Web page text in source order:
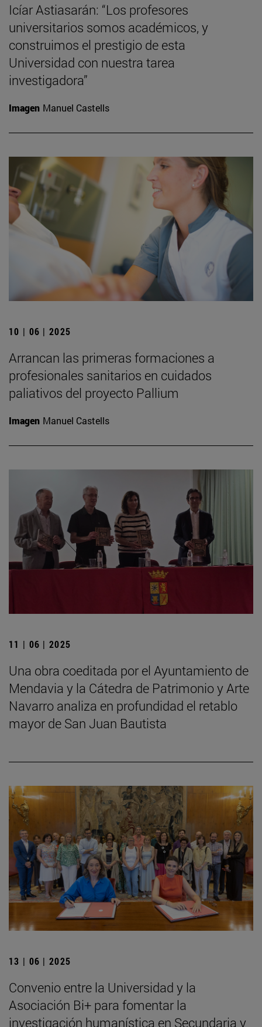
Icíar Astiasarán: “Los profesores
universitarios somos académicos, y
construimos el prestigio de esta
Universidad con nuestra tarea
investigadora”
Imagen Manuel Castells
10 | 06 | 2025
Arrancan las primeras formaciones a
profesionales sanitarios en cuidados
paliativos del proyecto Pallium
Imagen Manuel Castells
11 | 06 | 2025
Una obra coeditada por el Ayuntamiento de
Mendavia y la Cátedra de Patrimonio y Arte
Navarro analiza en profundidad el retablo
mayor de San Juan Bautista
13 | 06 | 2025
Convenio entre la Universidad y la
Asociación Bi+ para fomentar la
investigación humanística en Secundaria y